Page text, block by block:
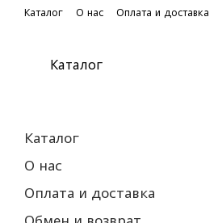
Перейти к основному контенту
Каталог О нас Оплата и доставка
Каталог
Каталог
О нас
Оплата и доставка